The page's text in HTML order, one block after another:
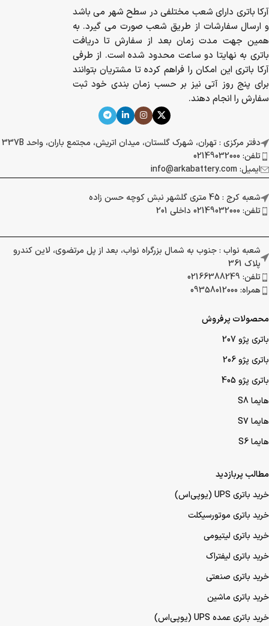
ضمانت بازگشت وجه
Money back guarantee
آرکا باتری دارای شعب مختلفی در سطح شهر می باشد
و ارسال سفارشات از طریق شعب صورت می گیرد. به
همین جهت مدت زمان بعد از سفارش تا دریافت
باتری به نهایتا دو ساعت محدود شده است. از طرفی
آرکا باتری این امکان را فراهم کرده تا مشتریان بتوانند
برای پنج روز آتی نیز بر حسب زمان بندی خود ثبت
دفتر مرکزی : تهران، شهرک گلستان، میدان اتریش، مجتمع باران، واحد 337B
تلفن: 02149032000
ایمیل: info@arkabattery.com
شعبه کرج : 45 متری گلشهر نبش کوچه حسن زاده
تلفن: 02149032000 داخلی 201
شعبه نواب : جنوب به شمال بزرگراه نواب، بعد از پل مرتضوی، لاین کندرو
تلفن: 02166388249
همراه: 09358012000
محصولات پرفروش
مطالب پربازدید
خرید باتری UPS (یو‌پی‌اس)